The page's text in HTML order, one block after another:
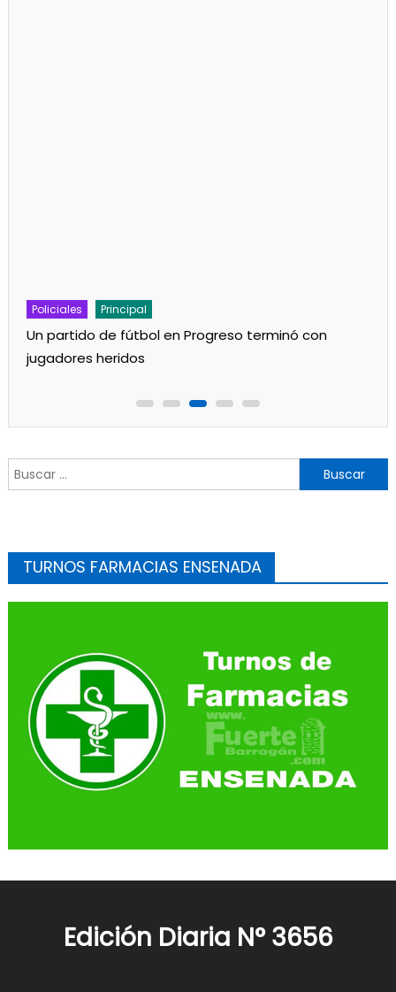
Policiales Principal
Un partido de fútbol en Progreso terminó con
jugadores heridos
Buscar:
TURNOS FARMACIAS ENSENADA
Edición Diaria N° 3656